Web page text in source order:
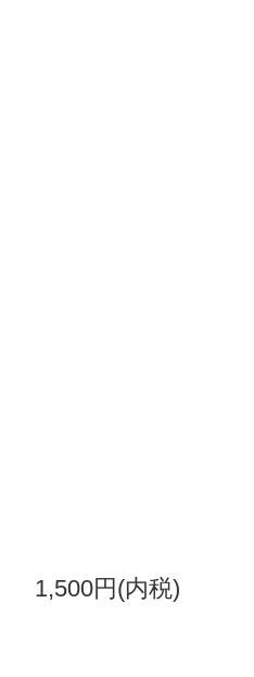
1,500円(内税)